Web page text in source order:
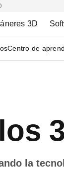
3D
Centro de
la